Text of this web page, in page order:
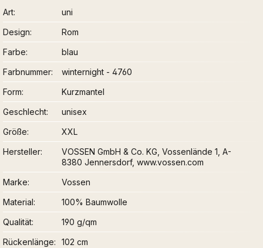
Art
uni
Design
Rom
Farbe
blau
Farbnummer
winternight - 4760
Form
Kurzmantel
Geschlecht
unisex
Größe
XXL
Hersteller
VOSSEN GmbH & Co. KG, Vossenlände 1, A-
8380 Jennersdorf, www.vossen.com
Marke
Vossen
Material
100% Baumwolle
Qualität
190 g/qm
Rückenlänge
102 cm